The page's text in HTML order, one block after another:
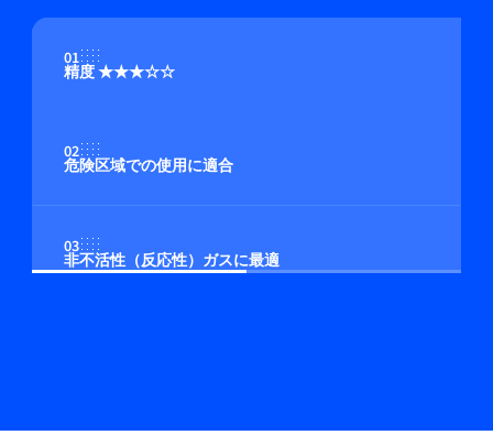
01
精度 ★★★☆☆
02
危険区域での使用に適合
03
非不活性（反応性）ガスに最適